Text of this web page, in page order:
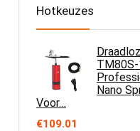
Hotkeuzes
Nano
Voor…
€109.01